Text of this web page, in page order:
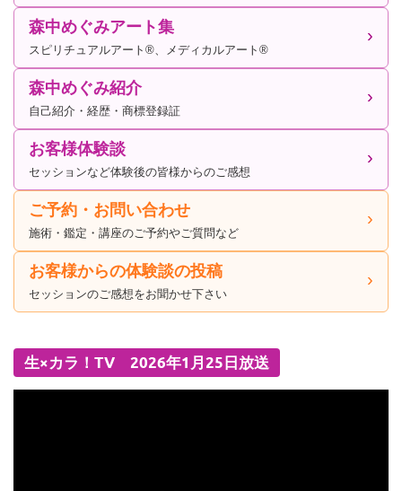
森中めぐみアート集
スピリチュアルアート®、メディカルアート®
森中めぐみ紹介
自己紹介・経歴・商標登録証
お客様体験談
セッションなど体験後の皆様からのご感想
ご予約・お問い合わせ
施術・鑑定・講座のご予約やご質問など
お客様からの体験談の投稿
セッションのご感想をお聞かせ下さい
生×カラ！TV 2026年1月25日放送